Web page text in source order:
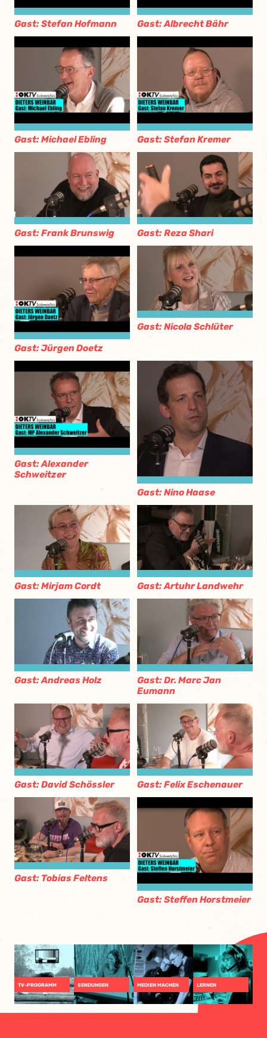
Gast: Stefan Hofmann Gast: Albrecht Bähr
Gast: Michael Ebling Gast: Stefan Kremer
Gast: Frank Brunswig Gast: Reza Shari
Gast: Jürgen Doetz
Gast: Nicola Schlüter
Gast: Alexander
Schweitzer
Gast: Nino Haase
Gast: Mirjam Cordt Gast: Artuhr Landwehr
Gast: Andreas Holz
Gast: Dr. Marc Jan
Eumann
Gast: David Schössler Gast: Felix Eschenauer
Gast: Tobias Feltens
Gast: Steffen Horstmeier
TV-PROGRAMM SENDUNGEN MEDIEN MACHEN LERNEN